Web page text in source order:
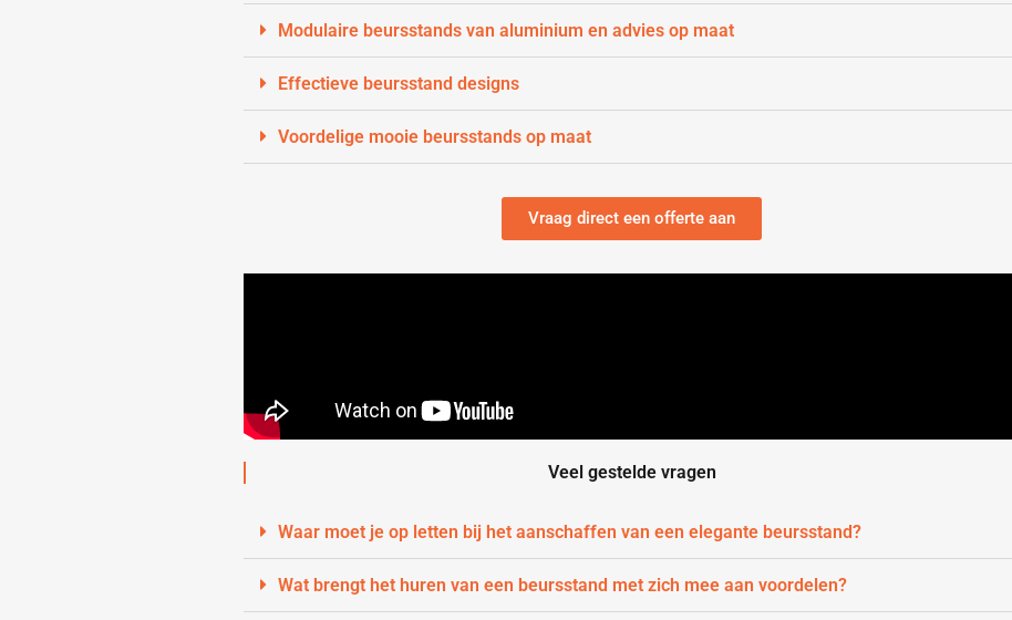
Modulaire beursstands van aluminium en advies op maat
Effectieve beursstand designs
Voordelige mooie beursstands op maat
Vraag direct een offerte aan
Veel gestelde vragen
Waar moet je op letten bij het aanschaffen van een elegante beursstand?
Wat brengt het huren van een beursstand met zich mee aan voordelen?